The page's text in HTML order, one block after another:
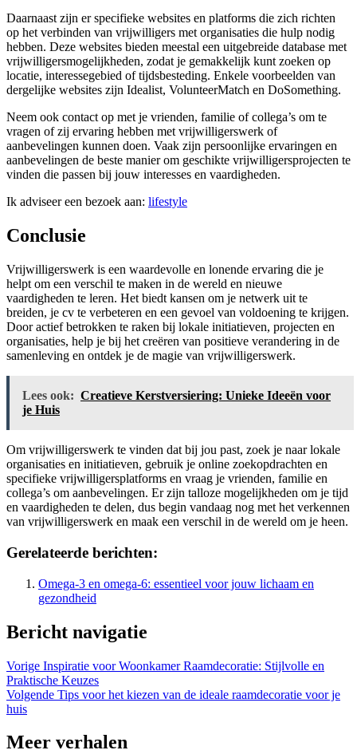
Daarnaast zijn er specifieke websites en platforms die zich richten
op het verbinden van vrijwilligers met organisaties die hulp nodig
hebben. Deze websites bieden meestal een uitgebreide database met
vrijwilligersmogelijkheden, zodat je gemakkelijk kunt zoeken op
locatie, interessegebied of tijdsbesteding. Enkele voorbeelden van
dergelijke websites zijn Idealist, VolunteerMatch en DoSomething.
Neem ook contact op met je vrienden, familie of collega’s om te
vragen of zij ervaring hebben met vrijwilligerswerk of
aanbevelingen kunnen doen. Vaak zijn persoonlijke ervaringen en
aanbevelingen de beste manier om geschikte vrijwilligersprojecten te
vinden die passen bij jouw interesses en vaardigheden.
Ik adviseer een bezoek aan: lifestyle
Conclusie
Vrijwilligerswerk is een waardevolle en lonende ervaring die je
helpt om een verschil te maken in de wereld en nieuwe
vaardigheden te leren. Het biedt kansen om je netwerk uit te
breiden, je cv te verbeteren en een gevoel van voldoening te krijgen.
Door actief betrokken te raken bij lokale initiatieven, projecten en
organisaties, help je bij het creëren van positieve verandering in de
samenleving en ontdek je de magie van vrijwilligerswerk.
Lees ook: Creatieve Kerstversiering: Unieke Ideeën voor
je Huis
Om vrijwilligerswerk te vinden dat bij jou past, zoek je naar lokale
organisaties en initiatieven, gebruik je online zoekopdrachten en
specifieke vrijwilligersplatforms en vraag je vrienden, familie en
collega’s om aanbevelingen. Er zijn talloze mogelijkheden om je tijd
en vaardigheden te delen, dus begin vandaag nog met het verkennen
van vrijwilligerswerk en maak een verschil in de wereld om je heen.
Gerelateerde berichten:
Omega-3 en omega-6: essentieel voor jouw lichaam en
gezondheid
Bericht navigatie
Vorige Inspiratie voor Woonkamer Raamdecoratie: Stijlvolle en
Praktische Keuzes
Volgende Tips voor het kiezen van de ideale raamdecoratie voor je
huis
Meer verhalen